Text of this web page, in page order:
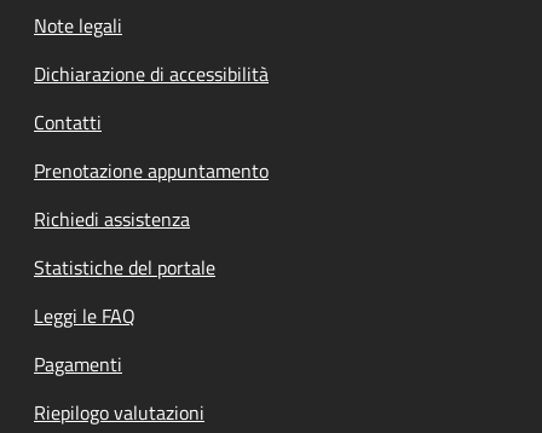
Note legali
Dichiarazione di accessibilità
Contatti
Prenotazione appuntamento
Richiedi assistenza
Statistiche del portale
Leggi le FAQ
Pagamenti
Riepilogo valutazioni